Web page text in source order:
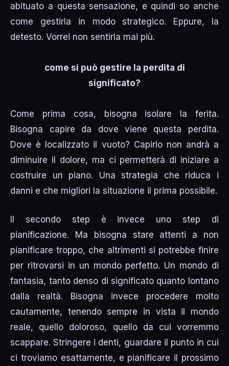
abituato a questa sensazione, e quindi so anche
come gestirla in modo strategico. Eppure, la
detesto. Vorrei non sentirla mai più.
come si può gestire la perdita di
significato?
Come prima cosa, bisogna isolare la ferita.
Bisogna capire da dove viene questa perdita.
Dove è localizzato il vuoto? Capirlo non andrà a
diminuire il dolore, ma ci permetterà di iniziare a
costruire un piano. Una strategia che riduca i
danni e che migliori la situazione il prima possibile.
Il secondo step è invece uno step di
pianificazione. Ma bisogna stare attenti a non
pianificare troppo, che altrimenti si potrebbe finire
per ritrovarsi in un mondo perfetto. Un mondo di
fantasia, tanto denso di significato quanto lontano
dalla realtà. Bisogna invece procedere molto
cautamente, tenendo sempre in vista il mondo
reale, quello doloroso, quello da cui vorremmo
scappare. Stringere i denti, guardare il punto in cui
ci troviamo esattamente, e pianificare il prossimo